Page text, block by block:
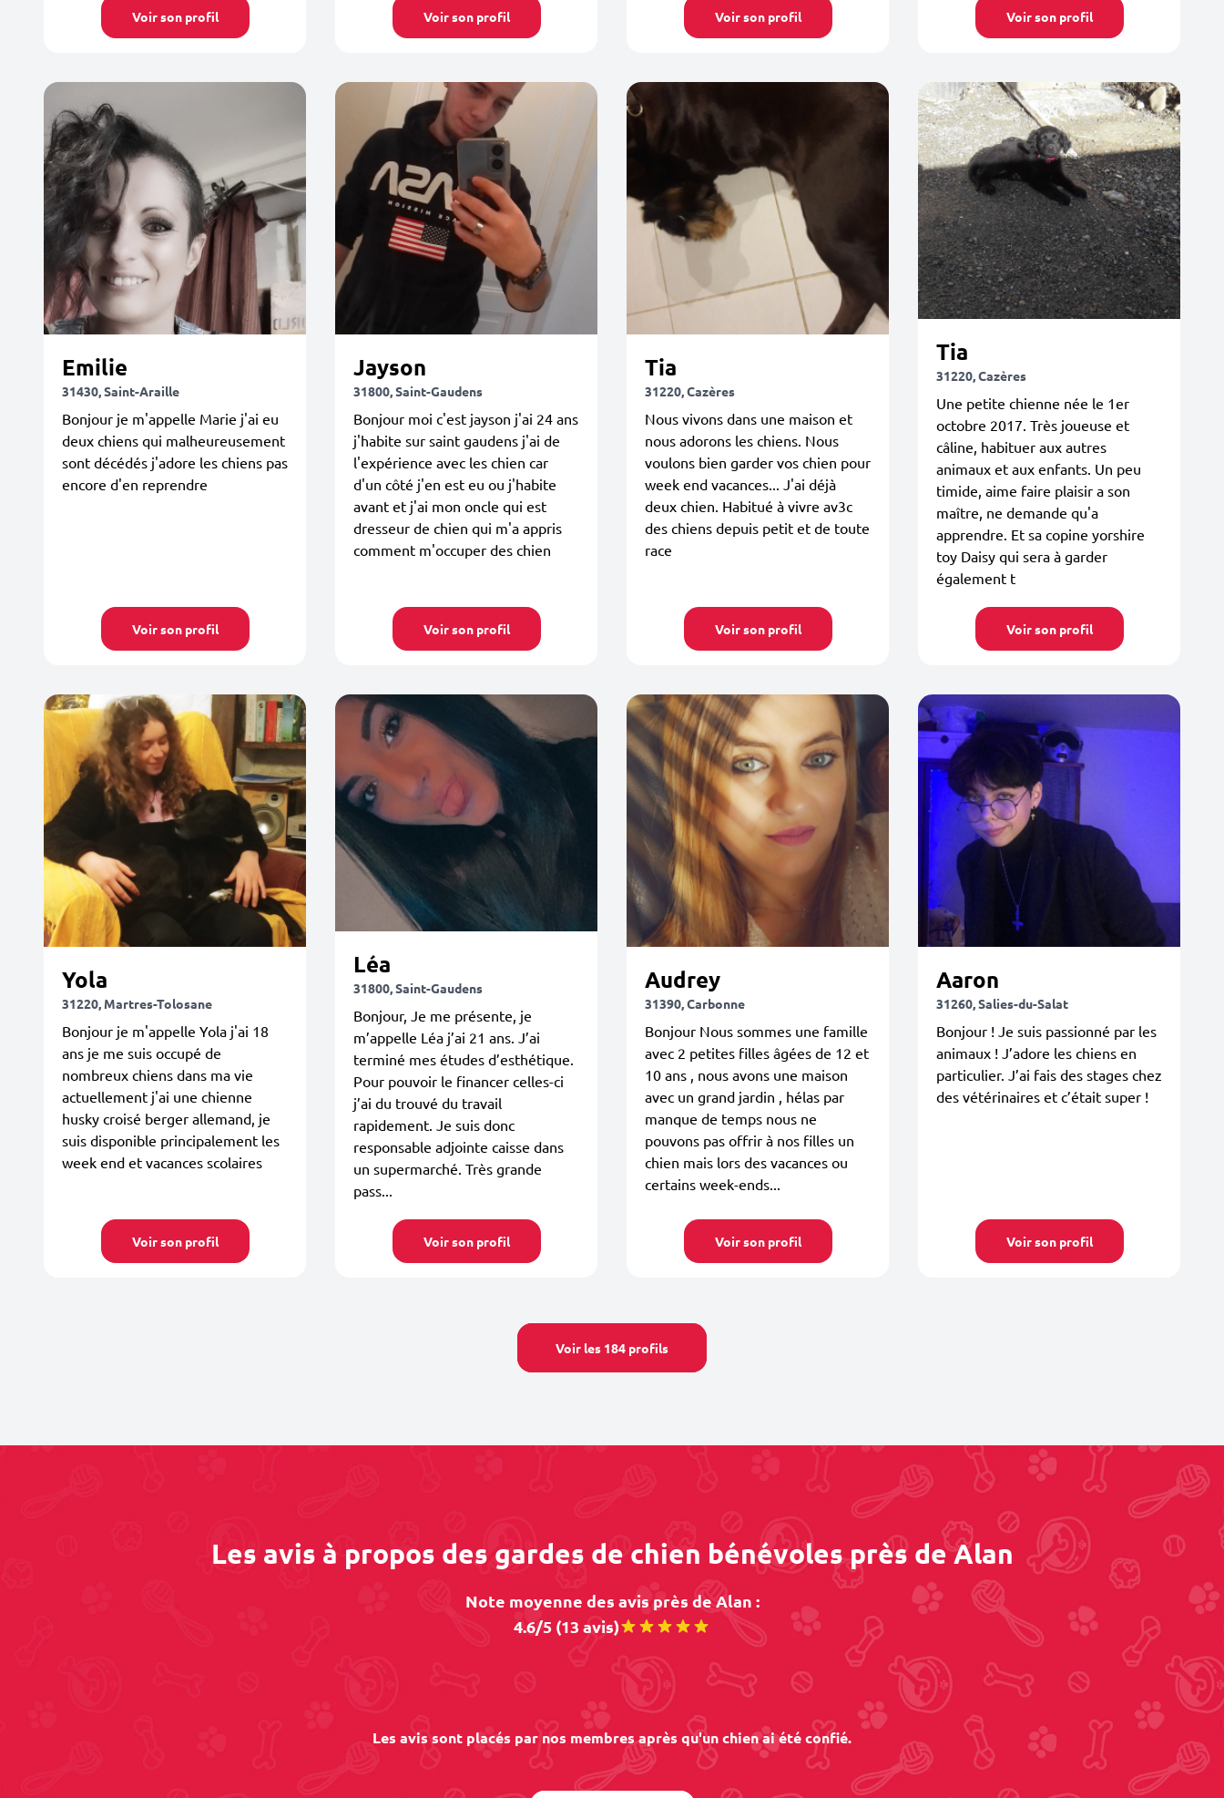
Voir son profil Voir son profil Voir son profil Voir son profil
Emilie
31430, Saint-Araille
Bonjour je m'appelle Marie j'ai eu
deux chiens qui malheureusement
sont décédés j'adore les chiens pas
encore d'en reprendre
Voir son profil
Jayson
31800, Saint-Gaudens
Bonjour moi c'est jayson j'ai 24 ans
j'habite sur saint gaudens j'ai de
l'expérience avec les chien car
d'un côté j'en est eu ou j'habite
avant et j'ai mon oncle qui est
dresseur de chien qui m'a appris
comment m'occuper des chien
Voir son profil
Tia
31220, Cazères
Nous vivons dans une maison et
nous adorons les chiens. Nous
voulons bien garder vos chien pour
week end vacances... J'ai déjà
deux chien. Habitué à vivre av3c
des chiens depuis petit et de toute
race
Voir son profil
Tia
31220, Cazères
Une petite chienne née le 1er
octobre 2017. Très joueuse et
câline, habituer aux autres
animaux et aux enfants. Un peu
timide, aime faire plaisir a son
maître, ne demande qu'a
apprendre. Et sa copine yorshire
toy Daisy qui sera à garder
également t
Voir son profil
Yola
31220, Martres-Tolosane
Bonjour je m'appelle Yola j'ai 18
ans je me suis occupé de
nombreux chiens dans ma vie
actuellement j'ai une chienne
husky croisé berger allemand, je
suis disponible principalement les
week end et vacances scolaires
Voir son profil
Léa
31800, Saint-Gaudens
Bonjour, Je me présente, je
m’appelle Léa j’ai 21 ans. J’ai
terminé mes études d’esthétique.
Pour pouvoir le financer celles-ci
j’ai du trouvé du travail
rapidement. Je suis donc
responsable adjointe caisse dans
un supermarché. Très grande
pass...
Voir son profil
Audrey
31390, Carbonne
Bonjour Nous sommes une famille
avec 2 petites filles âgées de 12 et
10 ans , nous avons une maison
avec un grand jardin , hélas par
manque de temps nous ne
pouvons pas offrir à nos filles un
chien mais lors des vacances ou
certains week-ends...
Voir son profil
Aaron
31260, Salies-du-Salat
Bonjour ! Je suis passionné par les
animaux ! J’adore les chiens en
particulier. J’ai fais des stages chez
des vétérinaires et c’était super !
Voir son profil
Voir les 184 profils
Les avis à propos des gardes de chien bénévoles près de Alan
Note moyenne des avis près de Alan :
4.6/5 (13 avis)
Les avis sont placés par nos membres après qu'un chien ai été confié.